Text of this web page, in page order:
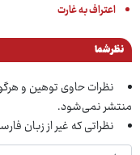
اعتراف به غارت
نظر شما
نظرات حاوی توهین و
منتشر نمی‌شود.
نظراتی که غیر از زبان